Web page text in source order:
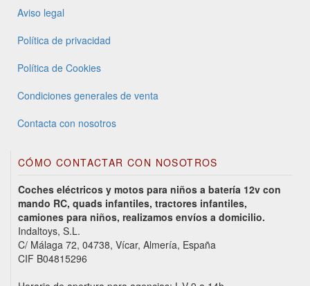
Aviso legal
Política de privacidad
Política de Cookies
Condiciones generales de venta
Contacta con nosotros
CÓMO CONTACTAR CON NOSOTROS
Coches eléctricos y motos para niños a batería 12v con
mando RC, quads infantiles, tractores infantiles,
camiones para niños, realizamos envíos a domicilio.
Indaltoys, S.L.
C/ Málaga 72, 04738, Vícar, Almería, España
CIF B04815296